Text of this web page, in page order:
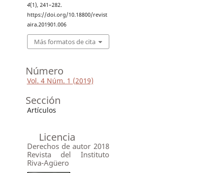
4(1), 241–282.
https://doi.org/10.18800/revist
aira.201901.006
Más formatos de cita
Número
Vol. 4 Núm. 1 (2019)
Sección
Artículos
Licencia
Derechos de autor 2018
Revista del Instituto
Riva-Agüero